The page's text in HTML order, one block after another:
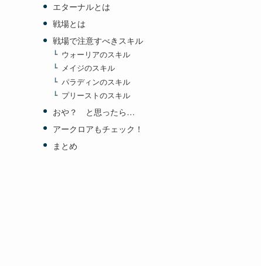
エターナルとは
戦場とは
戦場で注意すべきスキル
ウォーリアのスキル
メイジのスキル
パラディンのスキル
プリーストのスキル
おや？ と思ったら…
アークロアもチェック！
まとめ